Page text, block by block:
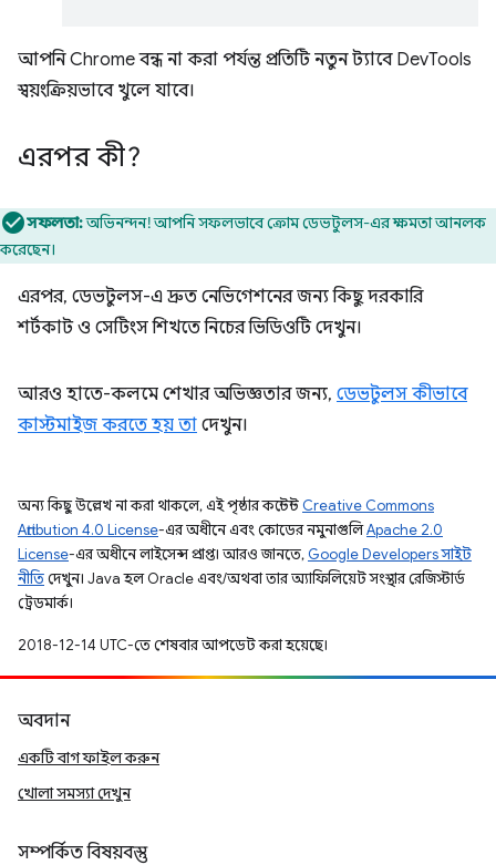
আপনি Chrome বন্ধ না করা পর্যন্ত প্রতিটি নতুন ট্যাবে DevTools
স্বয়ংক্রিয়ভাবে খুলে যাবে।
এরপর কী?
সফলতা:অভিনন্দন! আপনি সফলভাবে ক্রোম ডেভটুলস-এর ক্ষমতা আনলক
করেছেন।
এরপর, ডেভটুলস-এ দ্রুত নেভিগেশনের জন্য কিছু দরকারি
শর্টকাট ও সেটিংস শিখতে নিচের ভিডিওটি দেখুন।
আরও হাতে-কলমে শেখার অভিজ্ঞতার জন্য, ডেভটুলস কীভাবে
কাস্টমাইজ করতে হয় তা দেখুন।
অন্য কিছু উল্লেখ না করা থাকলে, এই পৃষ্ঠার কন্টেন্ট Creative Commons
Attribution 4.0 License-এর অধীনে এবং কোডের নমুনাগুলিApache 2.0
License-এর অধীনে লাইসেন্স প্রাপ্ত। আরও জানতে, Google Developers সাইট
নীতিদেখুন। Java হল Oracle এবং/অথবা তার অ্যাফিলিয়েট সংস্থার রেজিস্টার্ড
ট্রেডমার্ক।
2018-12-14 UTC-তে শেষবার আপডেট করা হয়েছে।
অবদান
একটি বাগ ফাইল করুন
খোলা সমস্যা দেখুন
সম্পর্কিত বিষয়বস্তু